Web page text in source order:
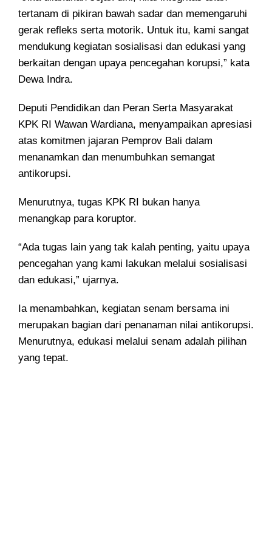
tertanam di pikiran bawah sadar dan memengaruhi
gerak refleks serta motorik. Untuk itu, kami sangat
mendukung kegiatan sosialisasi dan edukasi yang
berkaitan dengan upaya pencegahan korupsi,” kata
Dewa Indra.
Deputi Pendidikan dan Peran Serta Masyarakat
KPK RI Wawan Wardiana, menyampaikan apresiasi
atas komitmen jajaran Pemprov Bali dalam
menanamkan dan menumbuhkan semangat
antikorupsi.
Menurutnya, tugas KPK RI bukan hanya
menangkap para koruptor.
“Ada tugas lain yang tak kalah penting, yaitu upaya
pencegahan yang kami lakukan melalui sosialisasi
dan edukasi,” ujarnya.
Ia menambahkan, kegiatan senam bersama ini
merupakan bagian dari penanaman nilai antikorupsi.
Menurutnya, edukasi melalui senam adalah pilihan
yang tepat.